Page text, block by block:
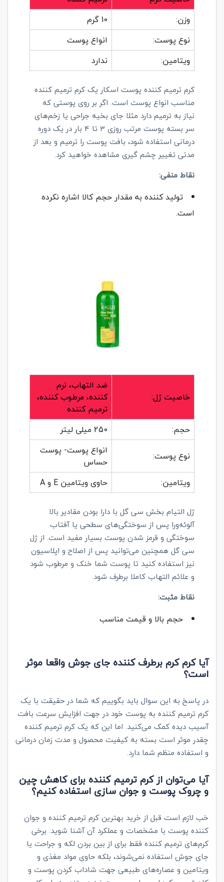
وزن:
10 گرم
نوع پوست:
انواع پوست
ویتامین:
ندارد
کرم ترمیم کننده پوست اسکار یک کرم ترمیم کننده
مناسب انواع پوست است. اگر بر روی پوستی که
نیاز به ترمیم دارد مثلا جای بخیه جراحی یا زخم‌های
سر بسته پوست مرتب روزی 3 تا 4 بار در یک دوره
درمانی استفاده شود، بافت پوست را ترمیم و بعد از
مدتی تغییر چشم گیری مشاهده خواهید کرد.
نقاط منفی:
تولید کننده به مقدار حجم کالا اشاره نکرده
است.
خاصیت ژل:
ضد التهاب، نرم
کننده، مرطوب کننده،
ترمیم کننده
حجم:
250 میلی لیتر
نوع پوست:
انواع پوست- پوست
حساس
ویتامین:
حاوی ویتامین E و A
ژل التیام بخش سی گل با دارا بودن مقادیر بالا
آلوئه‌ورا پس از سوختگی‌های سطحی یا آفتاب
سوختگی و قرمز شدن پوست بسیار مفید است. از ژل
سی گل همچنین می‌توانید پس از اصلاح و اپلاسیون
نیز استفاده کنید تا پوست شما خنک و مرطوب شود
و علائم التهاب کاملا برطرف شود.
نقاط مثبت:
حجم بالا و قیمت مناسب
آیا کرم کرم برطرف کننده جای جوش واقعا موثر
است؟
در پاسخ به این سوال باید بگوییم که شما در حقیقت با یک
کرم ترمیم کننده به پوست خود در جهت افزایش سرعت بافت
آسیب دیده کمک می‌کنید. اما این که یک کرم ترمیم کننده
چقدر موثر است بسته به کیفیت محصول و مدت زمان درمانی
و استفاده منظم شما دارد.
آیا می‌توان از کرم ترمیم کننده برای کاهش چین
و چروک پوست و جوان سازی استفاده کنیم؟
خب لازم است قبل از خرید بهترین کرم ترمیم کننده و جوان
کننده پوست با مشخصات و عملکرد آن آشنا شوید. برخی
کرم‌های ترمیم کننده فقط برای از بین بردن لکه و جراحت یا
جای جوش استفاده نمی‌شوند، بلکه حاوی مواد مغذی و
ویتامین و عصاره‌های طبیعی جهت شاداب کردن پوست و